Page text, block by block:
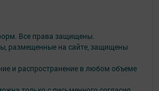
Все права защищены.
размещенные на сайте, защищены
и распространение в любом объеме